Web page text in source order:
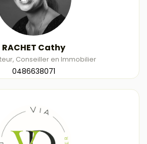
RACHET Cathy
Conseiller en Immobilier
0486638071